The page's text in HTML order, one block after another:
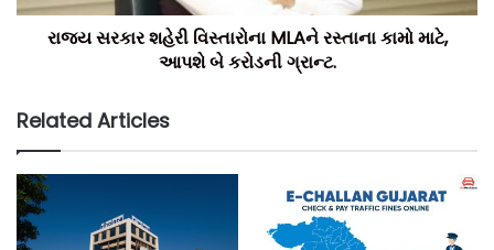
રાજ્ય સરકાર શહેરી વિસ્તારોના MLAને રસ્તાના કામો માટે,
આપશે બે કરોડની ગ્રાન્ટ.
Related Articles